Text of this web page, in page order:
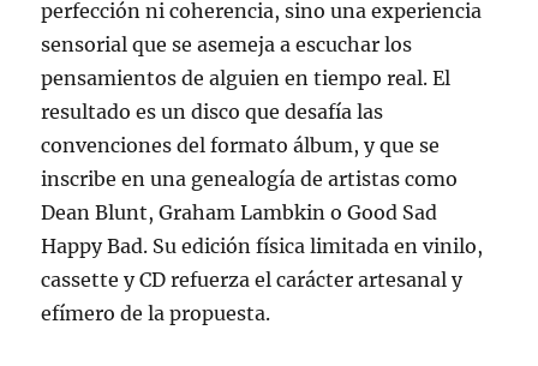
perfección ni coherencia, sino una experiencia
sensorial que se asemeja a escuchar los
pensamientos de alguien en tiempo real. El
resultado es un disco que desafía las
convenciones del formato álbum, y que se
inscribe en una genealogía de artistas como
Dean Blunt, Graham Lambkin o Good Sad
Happy Bad. Su edición física limitada en vinilo,
cassette y CD refuerza el carácter artesanal y
efímero de la propuesta.